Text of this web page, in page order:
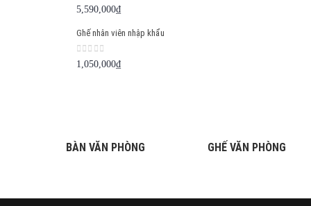
0 out of 5
5,590,000₫
Ghế nhân viên nhập khẩu
0 out of 5
1,050,000₫
BÀN VĂN PHÒNG GHẾ VĂN PHÒNG